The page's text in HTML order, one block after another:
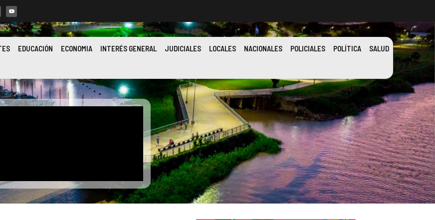
EDUCACIÓN ECONOMIA INTERÉS GENERAL JUDICIALES LOCALES NACIONALES POLICIALES POLÍTICA SALUD